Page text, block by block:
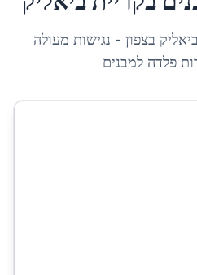
בצפון - נגישות מעולה
פלדה למבנים